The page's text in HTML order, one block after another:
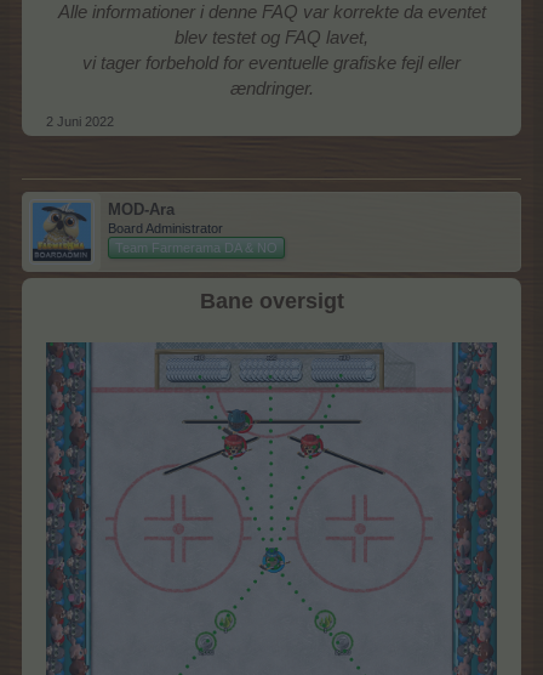
Alle informationer i denne FAQ var korrekte da eventet
blev testet og FAQ lavet,
vi tager forbehold for eventuelle grafiske fejl eller
ændringer.
2 Juni 2022
MOD-Ara
Board Administrator
Team Farmerama DA & NO
Bane oversigt